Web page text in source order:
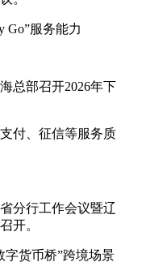
Go”服务能力
总部召开2026年下
付、征信等服务质
分行工作会议暨辽
开。
字货币桥”跨境场景